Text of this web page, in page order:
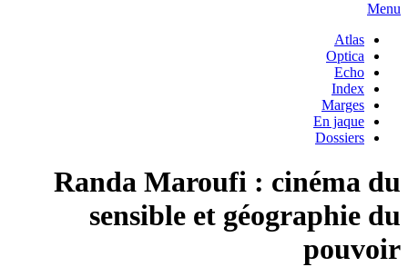
Menu
Atlas
Optica
Echo
Index
Marges
En jaque
Dossiers
Randa Maroufi : cinéma du
sensible et géographie du
pouvoir